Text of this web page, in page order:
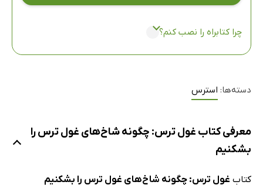
چرا کتابراه را نصب کنم؟
دسته‌ها: استرس
معرفی کتاب غول ترس: چگونه شاخ‌های غول ترس را
بشکنیم
کتاب غول ترس: چگونه شاخ‌های غول ترس را بشکنیم